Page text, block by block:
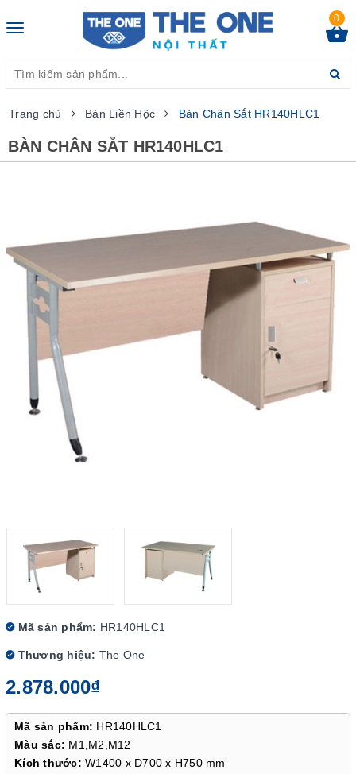
Toggle
0
Trang chủ Bàn Liền Hộc Bàn Chân Sắt HR140HLC1
BÀN CHÂN SẮT HR140HLC1
Mã sản phẩm: HR140HLC1
Thương hiệu: The One
2.878.000₫
Mã sản phẩm: HR140HLC1
Màu sắc: M1,M2,M12
Kích thước: W1400 x D700 x H750 mm